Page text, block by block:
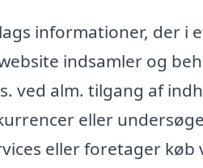
informationer, der i
indsamler og
ved alm. tilgang af
eller
eller foretager køb